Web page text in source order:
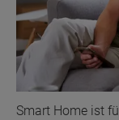
Smart Home ist